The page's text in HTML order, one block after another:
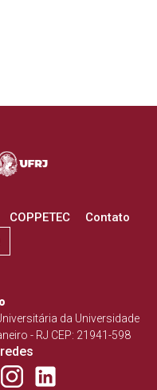
COPPETEC
Contato
da Universidade
- RJ CEP: 21941-598